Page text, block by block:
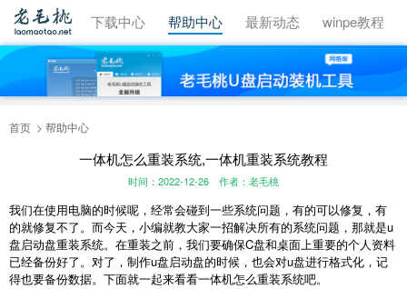
视频教程 下载中心 帮助中心 最新动态 winpe教程
首页 帮助中心
一体机怎么重装系统,一体机重装系统教程
时间：2022-12-26 作者：老毛桃
我们在使用电脑的时候呢，经常会碰到一些系统问题，有的可以修复，有
的就修复不了。而今天，小编就教大家一招解决所有的系统问题，那就是u
盘启动盘重装系统。在重装之前，我们要确保C盘和桌面上重要的个人资料
已经备份好了。对了，制作u盘启动盘的时候，也会对u盘进行格式化，记
得也要备份数据。下面就一起来看看一体机怎么重装系统吧。